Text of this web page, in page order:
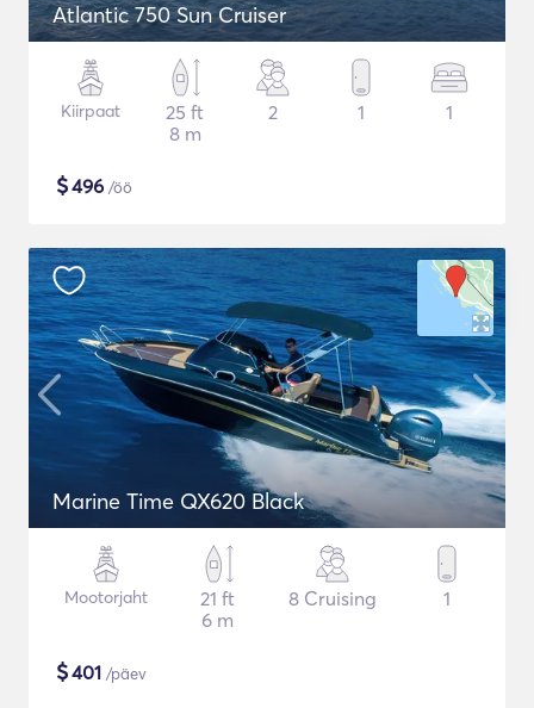
Atlantic 750 Sun Cruiser
Kiirpaat
25 ft
8 m
2 1 1
$496 /öö
Marine Time QX620 Black
Mootorjaht
21 ft
6 m
8 Cruising 1
$401 /päev